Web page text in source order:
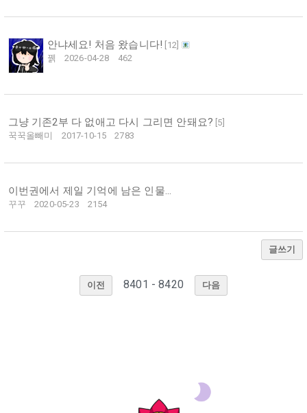
안냐세요! 처음 왔습니다! 12]
꿹
2026-04-28 462
그냥 기존2부 다 없애고 다시 그리면 안돼요? 5
꾹꾹올빼미
2017-10-15 2783
이번권에서 제일 기억에 남은 인물...
꾸꾸 2020-05-23 2154
글쓰기
이전 8401 - 8420 다음